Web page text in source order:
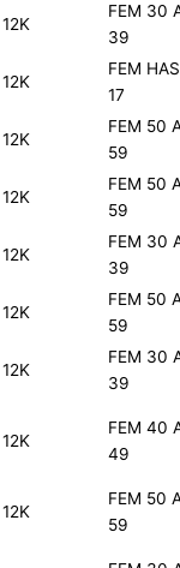
12K
FEM 30
39
12K
FEM
17
12K
FEM 50
59
12K
FEM 50
59
12K
FEM 30
39
12K
FEM 50
59
12K
FEM 30
39
12K
FEM 40
49
12K
FEM 50
59